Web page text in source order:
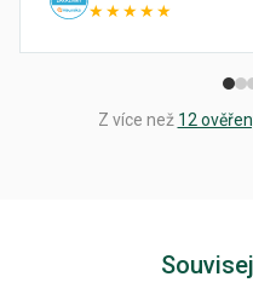
★★★★★
Z více než 12